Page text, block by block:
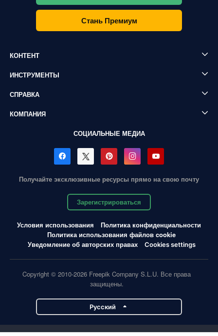
Стань Премиум
КОНТЕНТ
ИНСТРУМЕНТЫ
СПРАВКА
КОМПАНИЯ
СОЦИАЛЬНЫЕ МЕДИА
Получайте эксклюзивные ресурсы прямо на свою почту
Зарегистрироваться
Условия использования
Политика конфиденциальности
Политика использования файлов cookie
Уведомление об авторских правах
Cookies settings
Copyright © 2010-2026 Freepik Company S.L.U. Все права
защищены.
Pусский